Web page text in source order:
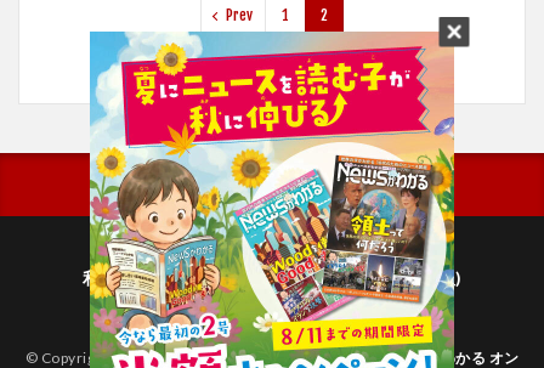
Prev 1 2
利用規約
プライバシーポリシー(毎日新聞出版)
個人情報について(毎日新聞社)
© Copyright 2026子どものためのニュース雑誌「ニュースがわかる オン